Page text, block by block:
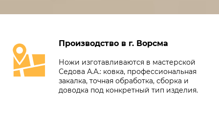
Производство в г. Ворсма
Ножи изготавливаются в мастерской
Седова А.А.: ковка, профессиональная
закалка, точная обработка, сборка и
доводка под конкретный тип изделия.